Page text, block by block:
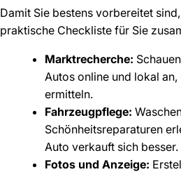
Damit Sie bestens vorbereitet
praktische Checkliste für Sie
Marktrecherche:
Autos online und lokal
ermitteln.
Fahrzeugpflege:
Schönheitsreparaturen
Auto verkauft sich besser.
Fotos und Anzeige: